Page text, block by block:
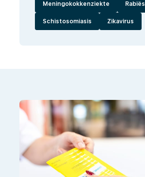
Meningokokkenziekte Rabiës
Schistosomiasis Zikavirus
onbezorgd
reizen
werken